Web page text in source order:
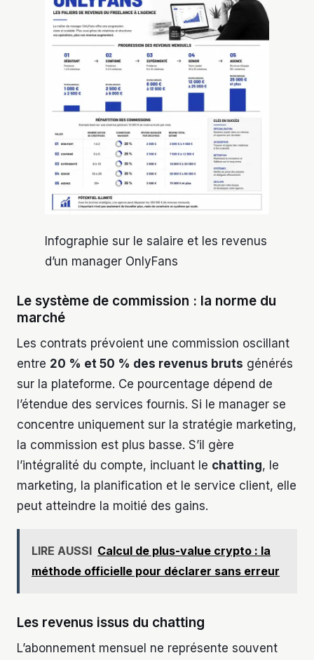
Infographie sur le salaire et les revenus
d’un manager OnlyFans
Le système de commission : la norme du
marché
Les contrats prévoient une commission oscillant
entre 20 % et 50 % des revenus bruts générés
sur la plateforme. Ce pourcentage dépend de
l’étendue des services fournis. Si le manager se
concentre uniquement sur la stratégie marketing,
la commission est plus basse. S’il gère
l’intégralité du compte, incluant le chatting, le
marketing, la planification et le service client, elle
peut atteindre la moitié des gains.
LIRE AUSSI Calcul de plus-value crypto : la
méthode officielle pour déclarer sans erreur
Les revenus issus du chatting
L’abonnement mensuel ne représente souvent